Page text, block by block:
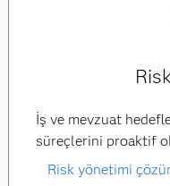
İş ve mevzuat
süreçlerini proaktif
Risk yönetimi